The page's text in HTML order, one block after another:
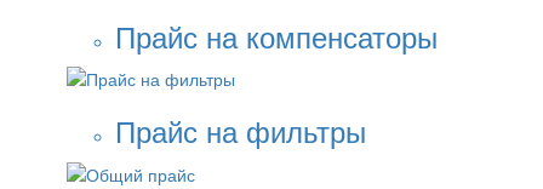
Прайс на компенсаторы
Прайс на фильтры